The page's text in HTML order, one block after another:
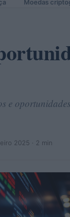
Moedas
e
2025 · 2 min